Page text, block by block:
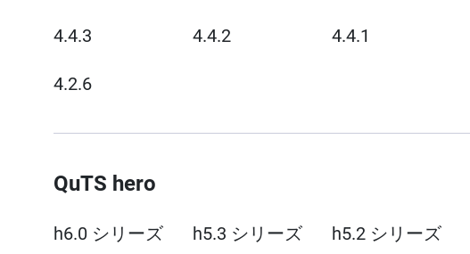
4.4.3 4.4.2 4.4.1
4.2.6
QuTS hero
h6.0 シリーズ h5.3 シリーズ h5.2 シリーズ